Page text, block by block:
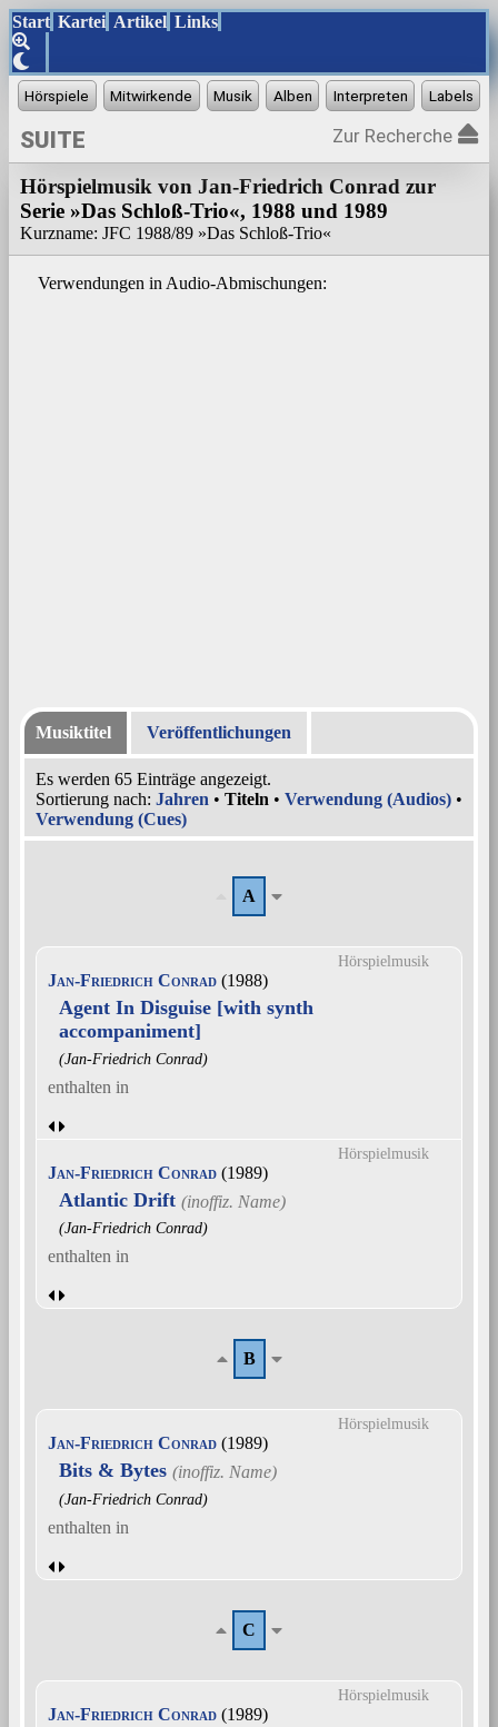
Start Kartei Artikel Links
SUITE Zur Recherche
Hörspielmusik von Jan-Friedrich Conrad zur
Serie »Das Schloß-Trio«, 1988 und 1989
Kurzname: JFC 1988/89 »Das Schloß-Trio«
Verwendungen in Audio-Abmischungen:
Musiktitel Veröffentlichungen
Es werden 65 Einträge angezeigt.
Sortierung nach: Jahren • Titeln • Verwendung (Audios) •
Verwendung (Cues)
A
Hörspielmusik
Jan-Friedrich Conrad (1988)
Agent In Disguise [with synth
accompaniment]
(Jan-Friedrich Conrad)
enthalten in
Hörspielmusik
Jan-Friedrich Conrad (1989)
Atlantic Drift
(Jan-Friedrich Conrad)
enthalten in
B
Hörspielmusik
Jan-Friedrich Conrad (1989)
Bits & Bytes
(Jan-Friedrich Conrad)
enthalten in
C
Hörspielmusik
Jan-Friedrich Conrad (1989)